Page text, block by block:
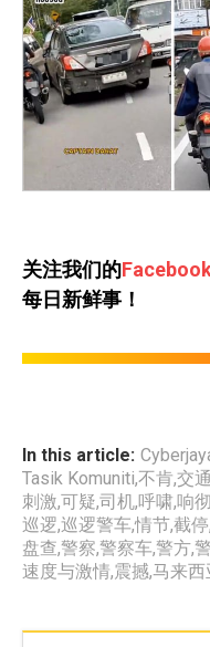
关注我们的
每日新鲜事！
In this article:
Tasik Komuniti,不肯,交
刺激,可疑,司机,呼啸,响彻
巡逻,巡逻警车,情节,截停,
盘查,警察,警察车,警方,
速度与激情,震撼,马来西